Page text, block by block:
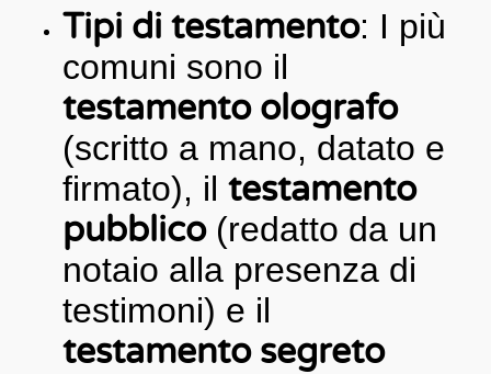
Tipi di testamento: I più
comuni sono il
testamento olografo
(scritto a mano, datato e
firmato), il testamento
pubblico(redatto da un
notaio alla presenza di
testimoni) e il
testamento segreto